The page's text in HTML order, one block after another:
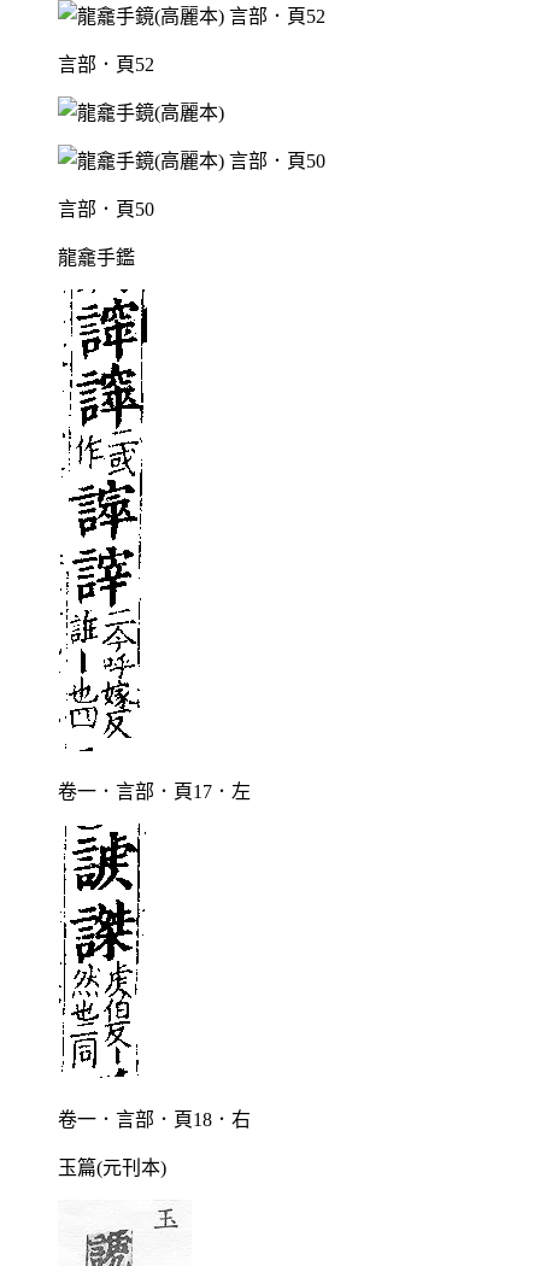
言部．頁52
言部．頁50
龍龕手鑑
卷一．言部．頁17．左
卷一．言部．頁18．右
玉篇(元刊本)